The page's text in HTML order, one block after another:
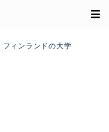
フィンランドの大学